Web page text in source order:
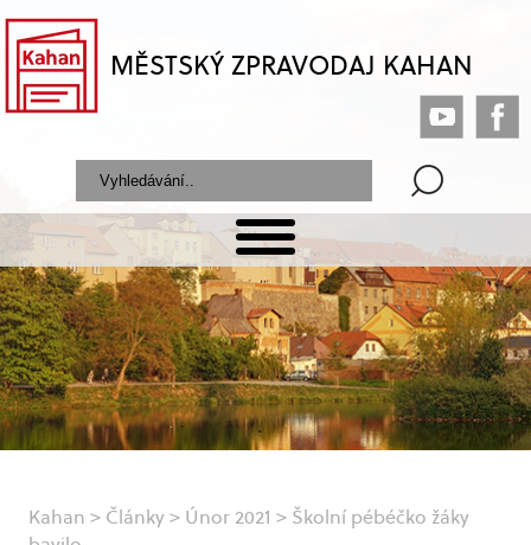
MĚSTSKÝ ZPRAVODAJ KAHAN
Kahan > Články> Únor 2021 > Školní pébéčko žáky